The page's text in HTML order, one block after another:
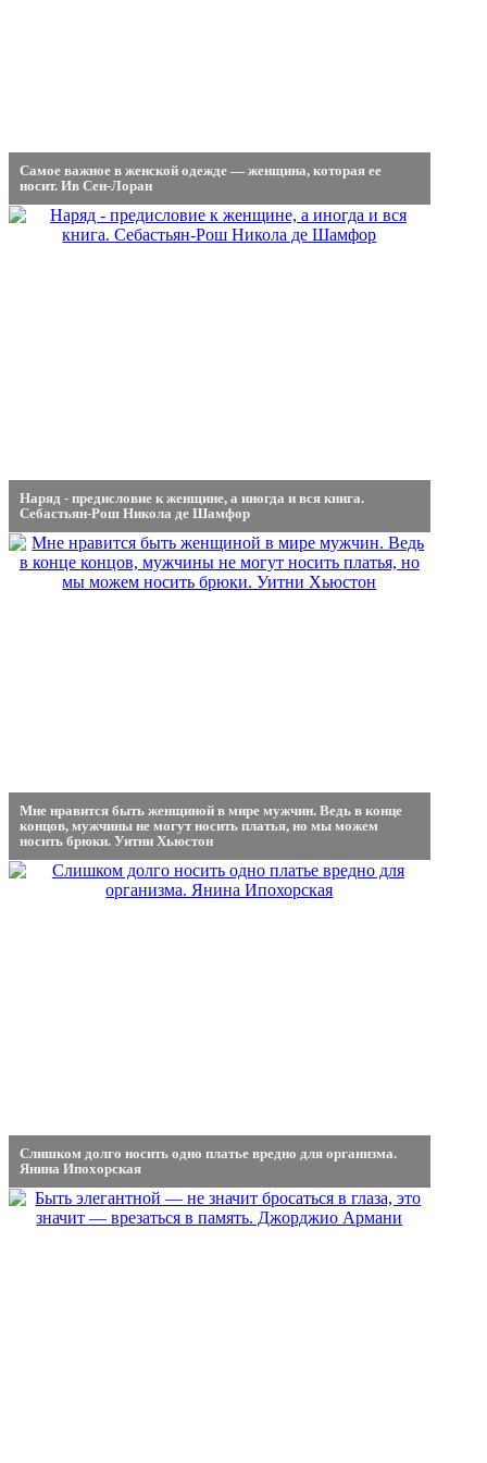
Самое важное в женской одежде — женщина, которая ее
носит. Ив Сен-Лоран
Наряд - предисловие к женщине, а иногда и вся книга.
Себастьян-Рош Никола де Шамфор
Мне нравится быть женщиной в мире мужчин. Ведь в конце
концов, мужчины не могут носить платья, но мы можем
носить брюки. Уитни Хьюстон
Слишком долго носить одно платье вредно для организма.
Янина Ипохорская